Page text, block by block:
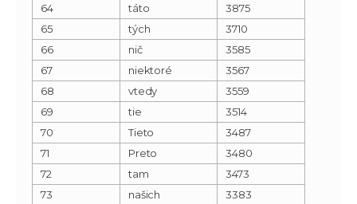
64
táto
3875
65
tých
3710
66
nič
3585
67
niektoré
3567
68
vtedy
3559
69
tie
3514
70
Tieto
3487
71
Preto
3480
72
tam
3473
73
našich
3383